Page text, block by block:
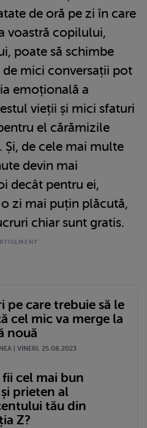
de oră pe zi în care
voastră copilului,
poate să schimbe
de mici conversații pot
emoțională a
vieții și mici sfaturi
el cărămizile
de cele mai multe
devin mai
decât pentru ei,
zi mai puțin plăcută,
chiar sunt gratis.
pe care trebuie să le
cel mic va merge la
nouă
| VINERI, 25.08.2023
fii cel mai bun
prieten al
tău din
Z?